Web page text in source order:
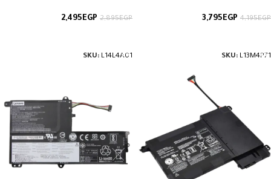
4,195EGP
3,795EGP
SKU: L13M4P71
2,895EGP
2,495EGP
SKU: L14L4A01